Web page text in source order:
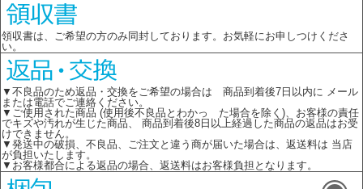
領収書は、ご希望の方のみ同封しております。お気軽にお申しつけくださ
い。
▼不良品のため返品・交換をご希望の場合は 商品到着後7日以内に メール
または電話でご連絡ください。
▼ご使用された商品 (使用後不良品とわかっ た場合を除く)、お客様の責任
でキズや汚れが生じた商品、 商品到着後8日以上経過した商品の返品はお受
けできません。
▼発送中の破損、不良品、ご注文と違う商が届いた場合は、返送料は 当店
が負担いたします。
▼お客様都合による返品の場合、返送料はお客様負担となります。